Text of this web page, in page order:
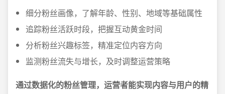
细分粉丝画像，了解年龄、性别、地域等基础属性
追踪粉丝活跃时段，把握互动黄金时间
分析粉丝兴趣标签，精准定位内容方向
监测粉丝流失与增长，及时调整运营策略
通过数据化的粉丝管理，运营者能实现内容与用户的精